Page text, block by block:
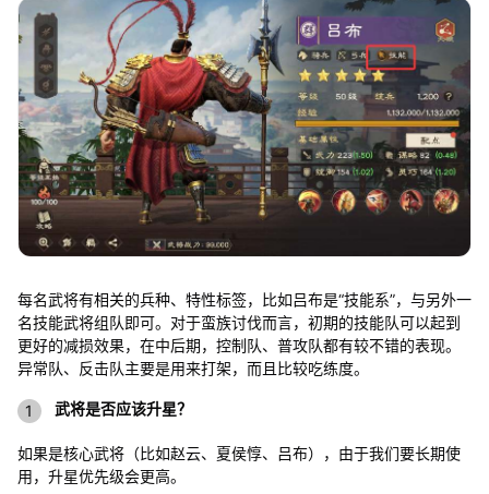
每名武将有相关的兵种、特性标签，比如吕布是“技能系”，与另外一
名技能武将组队即可。对于蛮族讨伐而言，初期的技能队可以起到
更好的减损效果，在中后期，控制队、普攻队都有较不错的表现。
异常队、反击队主要是用来打架，而且比较吃练度。
武将是否应该升星？
如果是核心武将（比如赵云、夏侯惇、吕布），由于我们要长期使
用，升星优先级会更高。